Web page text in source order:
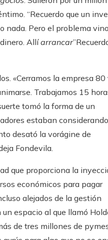
“Recuerdo que un
nada. Pero el problema vino
Allíarrancar
«Cerramos la empresa 80
Trabajamos 15
tomó la forma de un
estaban considerando
desató la vorágine de
Fondevila.
que proporciona la
económicos para pagar
alejados de la gestión
espacio al que llamó
de tres millones de